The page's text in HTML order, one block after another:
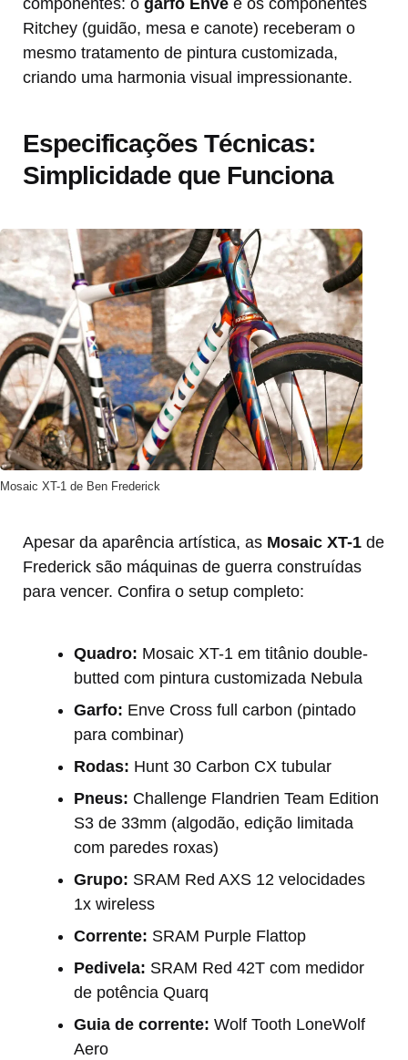
componentes: o garfo Enve e os componentes
Ritchey (guidão, mesa e canote) receberam o
mesmo tratamento de pintura customizada,
criando uma harmonia visual impressionante.
Especificações Técnicas:
Simplicidade que Funciona
Mosaic XT-1 de Ben Frederick
Apesar da aparência artística, as Mosaic XT-1 de
Frederick são máquinas de guerra construídas
para vencer. Confira o setup completo:
Quadro: Mosaic XT-1 em titânio double-
butted com pintura customizada Nebula
Garfo: Enve Cross full carbon (pintado
para combinar)
Rodas: Hunt 30 Carbon CX tubular
Pneus: Challenge Flandrien Team Edition
S3 de 33mm (algodão, edição limitada
com paredes roxas)
Grupo: SRAM Red AXS 12 velocidades
1x wireless
Corrente: SRAM Purple Flattop
Pedivela: SRAM Red 42T com medidor
de potência Quarq
Guia de corrente: Wolf Tooth LoneWolf
Aero